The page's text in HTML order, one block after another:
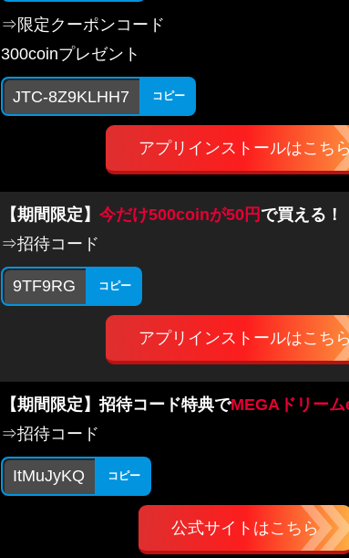
⇒限定クーポンコード
300coinプレゼント
JTC-8Z9KLHH7 コピー
アプリインストールはこち
【期間限定】 今だけ500coinが50円 で買える！
⇒招待コード
9TF9RG コピー
アプリインストールはこち
【期間限定】招待コード特典でMEGAドリーム
⇒招待コード
ItMuJyKQ コピー
公式サイトはこちら